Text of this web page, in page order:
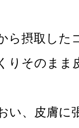
ら摂取した
りそのまま
い、皮膚に